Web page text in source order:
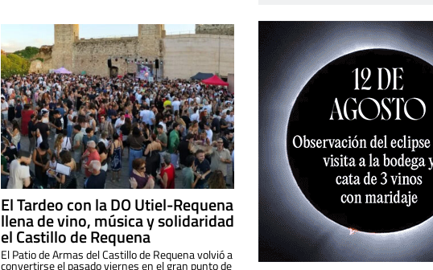
El Tardeo con la DO Utiel-Requena
llena de vino, música y solidaridad
el Castillo de Requena
El Patio de Armas del Castillo de Requena volvió a
convertirse el pasado viernes en el gran punto de